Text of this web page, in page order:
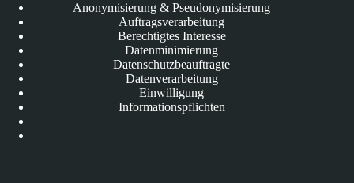
Anonymisierung & Pseudonymisierung
Auftragsverarbeitung
Berechtigtes Interesse
Datenminimierung
Datenschutzbeauftragte
Datenverarbeitung
Einwilligung
Informationspflichten